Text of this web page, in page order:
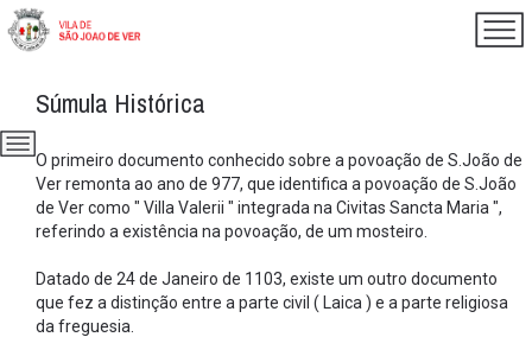
Súmula Histórica
O primeiro documento conhecido sobre a povoação de S.João de
Ver remonta ao ano de 977, que identifica a povoação de S.João
de Ver como " Villa Valerii " integrada na Civitas Sancta Maria ",
referindo a existência na povoação, de um mosteiro.
Datado de 24 de Janeiro de 1103, existe um outro documento
que fez a distinção entre a parte civil ( Laica ) e a parte religiosa
da freguesia.